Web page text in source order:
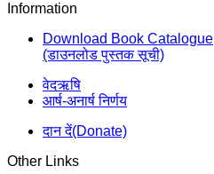
Information
Download Book Catalogue
(डाउनलोड पुस्तक सूची)
वेदऋषि
आर्ष-अनार्ष निर्णय
दान दें(Donate)
Other Links